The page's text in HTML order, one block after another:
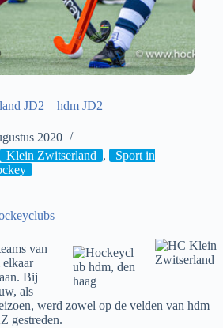
JD2 – hdm JD2
2020
Klein Zwitserland ,
Sport in
van
Bij
als
werd zowel op de velden van hdm
gestreden.